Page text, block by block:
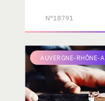
N°18791
AUVERGNE-RHÔNE-